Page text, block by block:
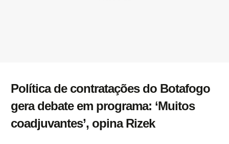
Política de contratações do Botafogo
gera debate em programa: ‘Muitos
coadjuvantes’, opina Rizek